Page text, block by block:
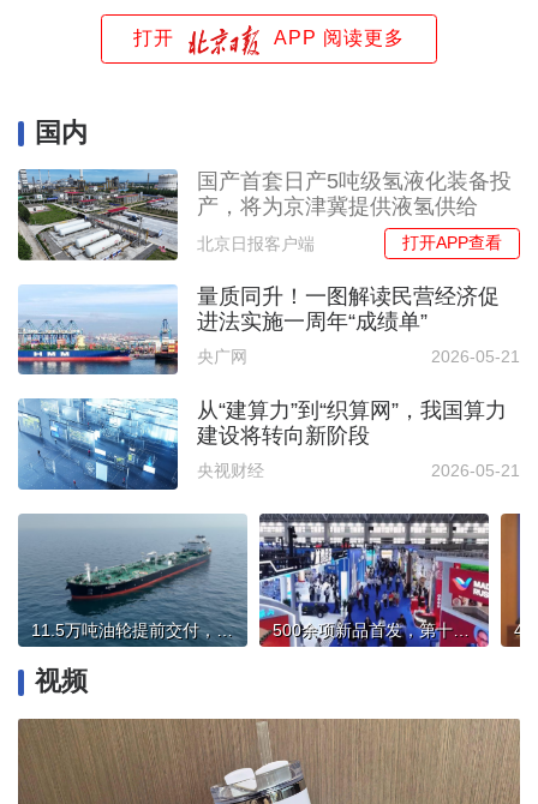
打开 APP 阅读更多
国内
国产首套日产5吨级氢液化装备投
产，将为京津冀提供液氢供给
北京日报客户端 打开APP查看
量质同升！一图解读民营经济促
进法实施一周年“成绩单”
央广网 2026-05-21
从“建算力”到“织算网”，我国算力
建设将转向新阶段
央视财经 2026-05-21
11.5万吨油轮提前交付，国产油轮已在全球市场占据主导 500余项新品首发，第十届中俄博览会解码合作新图景
视频